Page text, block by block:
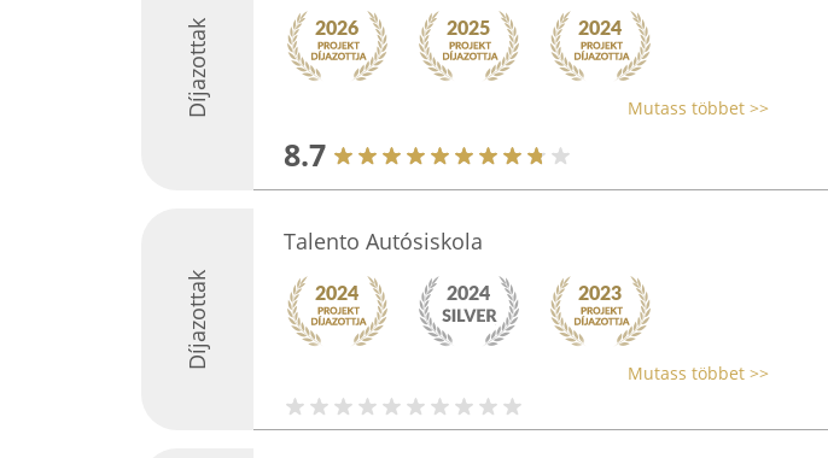
Díjazottak Mutass többet >>
8.7
Díjazottak
Talento Autósiskola
Mutass többet >>